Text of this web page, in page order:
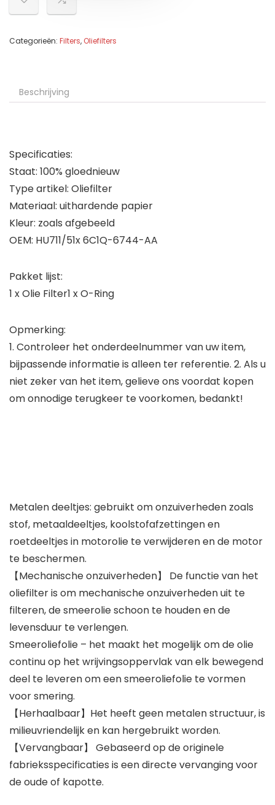
Categorieën: Filters, Oliefilters
Beschrijving
Specificaties:
Staat: 100% gloednieuw
Type artikel: Oliefilter
Materiaal: uithardende papier
Kleur: zoals afgebeeld
OEM: HU711/51x 6C1Q-6744-AA
Pakket lijst:
1 x Olie Filter1 x O-Ring
Opmerking:
1. Controleer het onderdeelnummer van uw item,
bijpassende informatie is alleen ter referentie. 2. Als u
niet zeker van het item, gelieve ons voordat kopen
om onnodige terugkeer te voorkomen, bedankt!
Metalen deeltjes: gebruikt om onzuiverheden zoals
stof, metaaldeeltjes, koolstofafzettingen en
roetdeeltjes in motorolie te verwijderen en de motor
te beschermen.
【Mechanische onzuiverheden】 De functie van het
oliefilter is om mechanische onzuiverheden uit te
filteren, de smeerolie schoon te houden en de
levensduur te verlengen.
Smeeroliefolie – het maakt het mogelijk om de olie
continu op het wrijvingsoppervlak van elk bewegend
deel te leveren om een smeeroliefolie te vormen
voor smering.
【Herhaalbaar】Het heeft geen metalen structuur, is
milieuvriendelijk en kan hergebruikt worden.
【Vervangbaar】 Gebaseerd op de originele
fabrieksspecificaties is een directe vervanging voor
de oude of kapotte.